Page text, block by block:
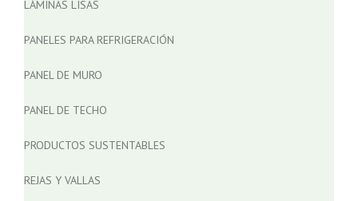
LÁMINAS LISAS
PANELES PARA REFRIGERACIÓN
PANEL DE MURO
PANEL DE TECHO
PRODUCTOS SUSTENTABLES
REJAS Y VALLAS